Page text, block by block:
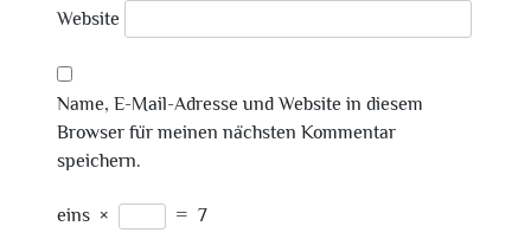
Website
Name, E-Mail-Adresse und Website in diesem
Browser für meinen nächsten Kommentar
speichern.
eins × = 7